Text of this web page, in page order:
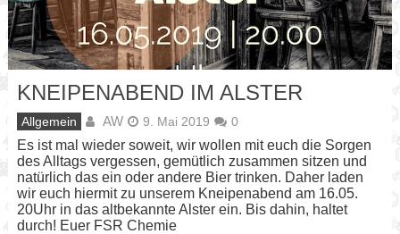
KNEIPENABEND IM ALSTER
Allgemein AW 9. Mai 2019 0
Es ist mal wieder soweit, wir wollen mit euch die Sorgen
des Alltags vergessen, gemütlich zusammen sitzen und
natürlich das ein oder andere Bier trinken. Daher laden
wir euch hiermit zu unserem Kneipenabend am 16.05.
20Uhr in das altbekannte Alster ein. Bis dahin, haltet
durch! Euer FSR Chemie